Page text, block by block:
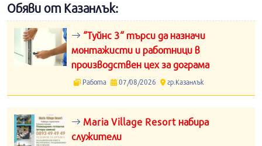
Обяви от Казанлък:
“Туйнс 3“ търси да назначи
монтажисти и работници в
производствен цех за дограма
Работа 07/08/2026 гр.Казанлък
Maria Village Resort набира
служители